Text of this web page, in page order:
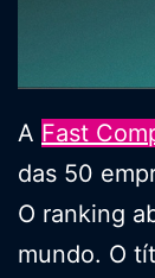
A Fast
das 50
O ranking
mundo. O